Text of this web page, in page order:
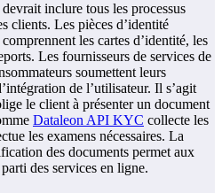
inclure tous les processus
clients. Les pièces d’identité
les cartes d’identité, les
Les fournisseurs de services de
soumettent leurs
de l’utilisateur. Il s’agit
le client à présenter un document
Dataleon API KYC collecte les
les examens nécessaires. La
des documents permet aux
des services en ligne.